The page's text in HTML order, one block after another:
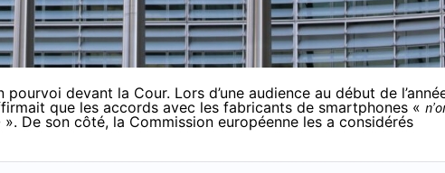
devant la Cour. Lors d’une audience au début de
que les accords avec les fabricants de smartphones «
». De son côté, la Commission européenne les a considérés